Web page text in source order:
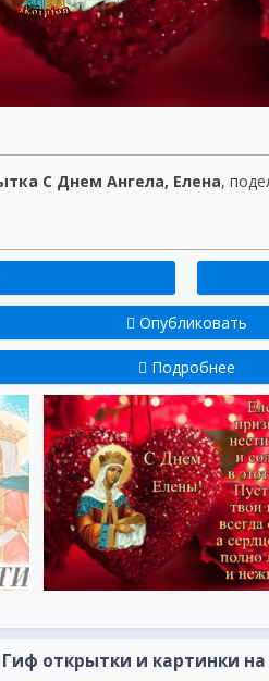
С Днем Ангела, Елена,
Опубликовать
Подробнее
Гиф открытки и картинки